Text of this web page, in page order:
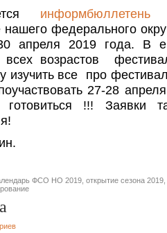
информбюллетень
нашего федерального
апреля 2019 года. В
всех возрастов
изучить все про
27-28
готовиться !!! Заявки
ФСО НО 2019 открытие сезона 2019